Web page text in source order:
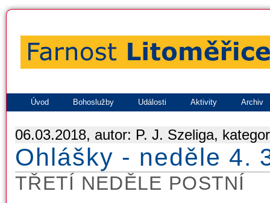
Úvod Bohoslužby Události Aktivity Archiv
06.03.2018, autor: P. J. Szeliga,
Ohlášky - neděle 4.
TŘETÍ NEDĚLE POSTNÍ